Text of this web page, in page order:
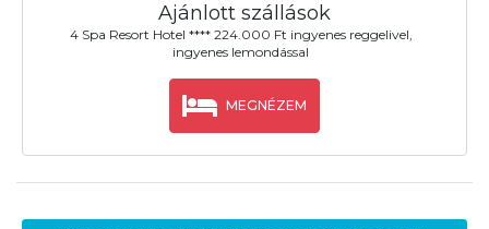
Ajánlott szállások
4 Spa Resort Hotel **** 224.000 Ft ingyenes reggelivel,
ingyenes lemondással
MEGNÉZEM